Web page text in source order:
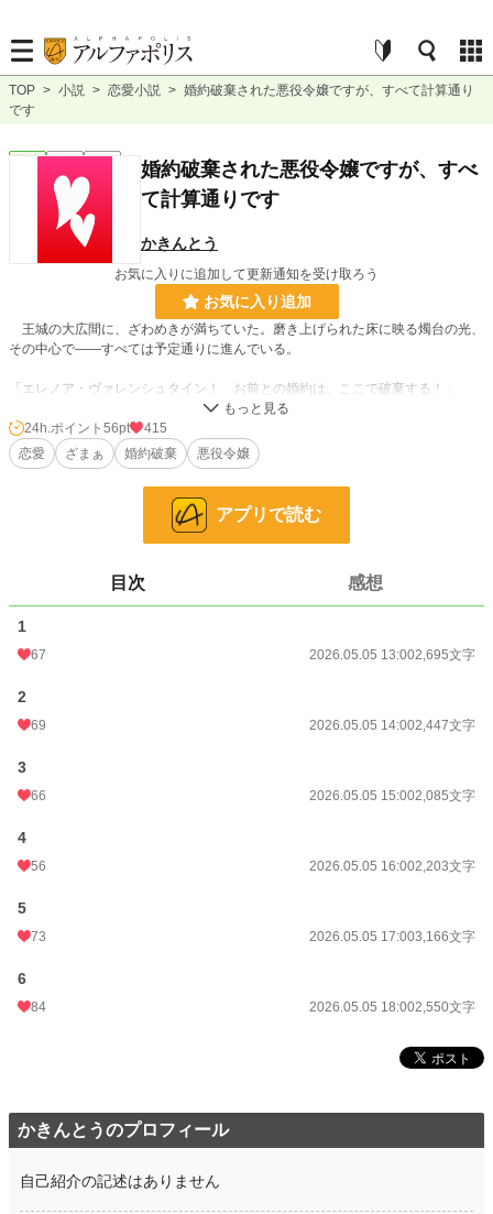
TOP > 小説 > 恋愛小説 > 婚約破棄された悪役令嬢ですが、すべて計算通り
です
恋愛 完結 長編
婚約破棄された悪役令嬢ですが、すべ
て計算通りです
かきんとう
お気に入りに追加して更新通知を受け取ろう
お気に入り追加
王城の大広間に、ざわめきが満ちていた。磨き上げられた床に映る燭台の光、
その中心で――すべては予定通りに進んでいる。
「エレノア・ヴァレンシュタイン！ お前との婚約は、ここで破棄する！」
高らかに宣言したのは、この国の第一王子、アルベルト。隣には勝ち誇ったよ
うに微笑む少女――リリア・フェルミナが寄り添っている。周囲の貴族たちは息
を呑み、次の展開を見守っていた。
15,366 位 / 228,850 件
24h.ポイント
月間ポイント
年間ポイント
累計ポイント
24h.ポイント 56pt
415
恋愛
ざまぁ 婚約破棄 悪役令嬢
アプリで読む
目次 感想
1
67 2026.05.05 13:002,695文字
2
69 2026.05.05 14:002,447文字
3
66 2026.05.05 15:002,085文字
4
56 2026.05.05 16:002,203文字
5
73 2026.05.05 17:003,166文字
6
84 2026.05.05 18:002,550文字
かきんとうのプロフィール
自己紹介の記述はありません